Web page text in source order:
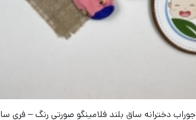
جوراب دخترانه ساق بلند فلامینگو صورتی رنگ – فری